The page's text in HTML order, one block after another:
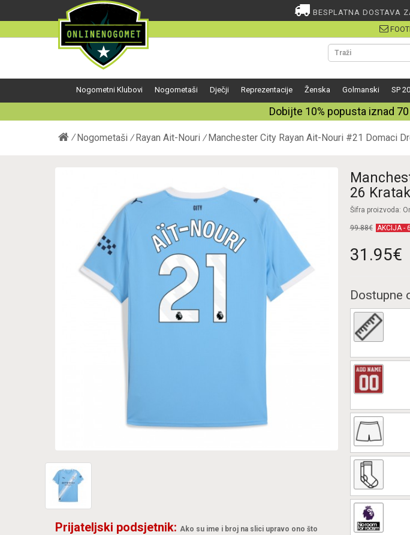
BESPLATNA DOSTAVA
Nogometni Klubovi Nogometaši Dječji Reprezentacije Ženska Golmanski SP
Dobijte 10% popusta iznad 70
Nogometaši Rayan Ait-Nouri Manchester City Rayan Ait-Nouri #21 Domaci
Prijateljski podsjetnik: Ako su ime i broj na slici upravo ono što
26
Šifra proizvoda:
99.88€ AKCIJA -
31.95€
Dostupne